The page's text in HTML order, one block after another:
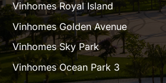
Vinhomes Royal Island
Vinhomes Golden Avenue
Vinhomes Sky Park
Vinhomes Ocean Park 3